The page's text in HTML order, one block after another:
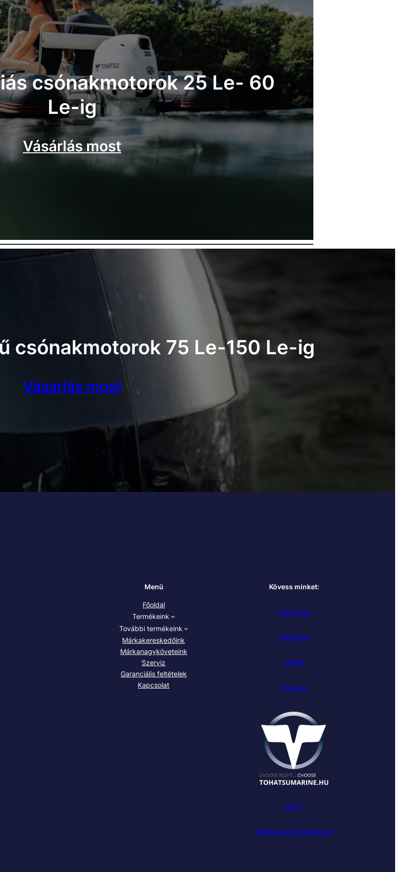
csónakmotorok 25 Le- 60
Le-ig
Vásárlás most
csónakmotorok 75 Le-150 Le-ig
Vásárlás most
Menü
Főoldal
Termékeink
További termékeink
Márkakereskedőink
Márkanagyköveteink
Szerviz
Garanciális feltételek
Kapcsolat
Kövess minket:
Facebook
Instagram
TikTok
Youtube
ÁSZF
Adatkezelési tájékoztató